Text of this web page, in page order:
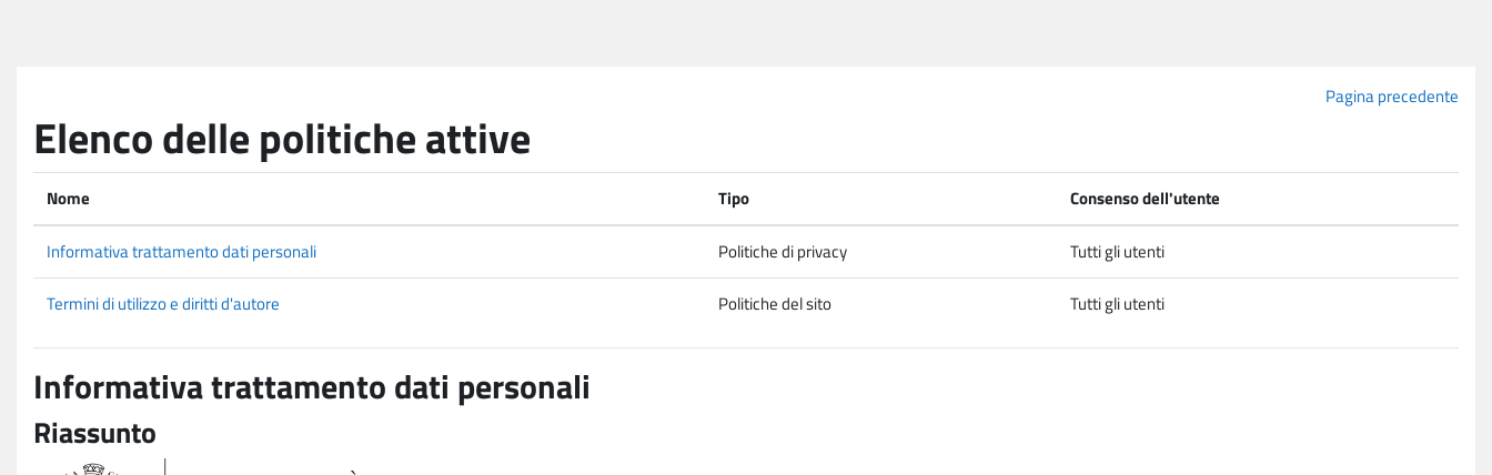
Pagina precedente
Elenco delle politiche attive
Nome Tipo Consenso dell'utente
Informativa trattamento dati personali Politiche di privacy Tutti gli utenti
Termini di utilizzo e diritti d'autore Politiche del sito Tutti gli utenti
Informativa trattamento dati personali
Riassunto